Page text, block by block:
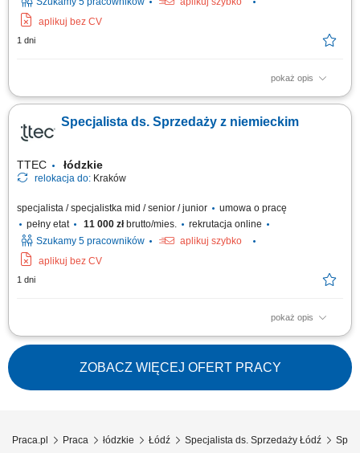
aplikuj bez CV
1 dni
pokaż opis
Tasks: Bring your passion to negotiate with brand knowledge to close a
Recommend, quote, and negotiate product knowledge with customers to
close the sale while identifying and handling all sales opportunities; Build
Specjalista ds. Sprzedaży z niemieckim
TTEC łódzkie
relokacja do: Kraków
specjalista / specjalistka mid / senior / junior
umowa o pracę
pełny etat
11 000 złbrutto/mies.
rekrutacja online
Szukamy 5 pracowników
aplikuj szybko
aplikuj bez CV
1 dni
pokaż opis
Tasks: Establish and maintain long-term business relationships (from 3 to
9 months) with the new Clients; Develop customized online advertising
strategies for individual new and existing clients; Provide guidance to
clients on Google Ads-related matters, including proposing new
solutions,...
ZOBACZ WIĘCEJ OFERT PRACY
Praca.pl Praca łódzkie Łódź Specjalista ds. Sprzedaży Łódź